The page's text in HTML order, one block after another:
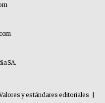
SA.
y estándares editoriales